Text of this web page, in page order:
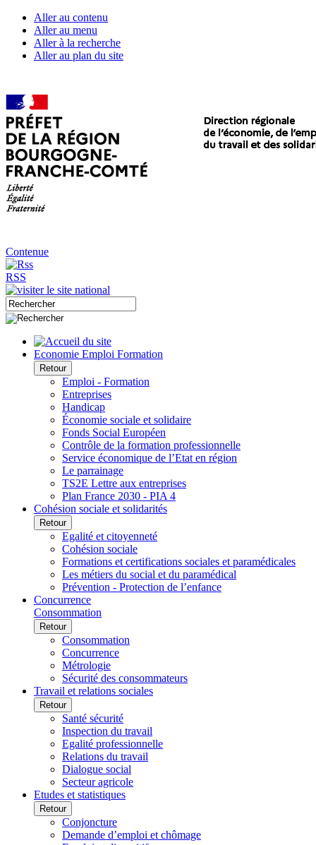
Aller au contenu
Aller au menu
Aller à la recherche
Aller au plan du site
Contenue
RSS
Economie Emploi Formation
Retour
Emploi - Formation
Entreprises
Handicap
Économie sociale et solidaire
Fonds Social Européen
Contrôle de la formation professionnelle
Service économique de l’Etat en région
Le parrainage
TS2E Lettre aux entreprises
Plan France 2030 - PIA 4
Cohésion sociale et solidarités
Retour
Egalité et citoyenneté
Cohésion sociale
Formations et certifications sociales et paramédicales
Les métiers du social et du paramédical
Prévention - Protection de l’enfance
Concurrence
Consommation
Retour
Consommation
Concurrence
Métrologie
Sécurité des consommateurs
Travail et relations sociales
Retour
Santé sécurité
Inspection du travail
Egalité professionnelle
Relations du travail
Dialogue social
Secteur agricole
Etudes et statistiques
Retour
Conjoncture
Demande d’emploi et chômage